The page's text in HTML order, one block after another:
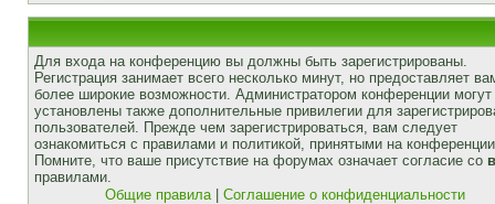
Для входа на конференцию вы должны быть зарегистрированы.
Регистрация занимает всего несколько минут, но предоставляет
более широкие возможности. Администратором конференции
установлены также дополнительные привилегии для
пользователей. Прежде чем зарегистрироваться, вам следует
ознакомиться с правилами и политикой, принятыми на
Помните, что ваше присутствие на форумах означает согласие со
правилами.
Общие правила| Соглашение о конфиденциальности